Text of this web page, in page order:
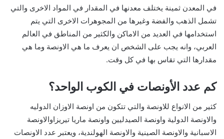
في المعدن ثمينة يختلف معدنها في المقدار في المواد الاخرى والتي
تشمل الذهب والفضة وغيرها من المجوهرات الاخرى التي يتم
استخدامها في العديد من الاماكن والكثير من المناطق في العالم
العربي، وانه يجب على الشخص ان يعرف ما هي الاونصة وما هي
مقدارها التي تقاس بها في كل وقت.
كم عدد الأونصات في الكوب الواحد؟
كثير من الانواع للاونصة والتي تتكون من اونصة الاوزان الدوليه
والاونصة الدولية واونصة الصيدليين واونصة ماريا تيريزاوالاونصة
الاسبانية والاونصة الصينية والاونصة الهولندية، ويعتبر عدد الاونصات